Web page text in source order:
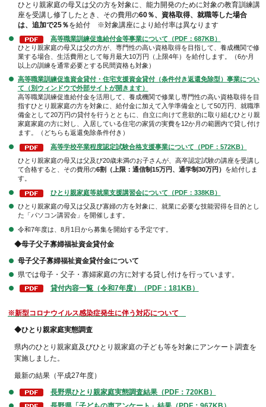
ひとり親家庭の母又は父の方を対象に、能力開発のために対象の教育訓練講
座を受講し修了したとき、その費用の60％、資格取得、就職等した場合
は、追加で25％を給付 ※対象講座により給付率は異なります
高等職業訓練促進給付金等事業について （PDF：687KB）
ひとり親家庭の母又は父の方が、専門性の高い資格取得を目指して、養成機関で修
業する場合、生活費用として毎月最大10万円（上限4年）を給付します。（6か月
以上の訓練を通常必要とする民間資格も対象）
高等職業訓練促進資金貸付・住宅支援資金貸付（条件付き返還免除型）事業につい
て（別ウィンドウで外部サイトが開きます）
高等職業訓練促進給付金を活用して、養成機関で修業し専門性の高い資格取得を目
指すひとり親家庭の方を対象に、給付金に加えて入学準備金として50万円、就職準
備金として20万円の貸付を行うとともに、自立に向けて意欲的に取り組むひとり親
家庭家庭の方に対し、入居している住宅の家賃の実費を12か月の範囲内で貸し付け
ます。（どちらも返還免除条件付き）
高等学校卒業程度認定試験合格支援事業について （PDF：572KB）
ひとり親家庭の母又は父及び20歳未満のお子さんが、高卒認定試験の講座を受講し
て合格すると、その費用の6割（上限：通信制15万円、通学制30万円） を給付しま
す。
ひとり親家庭等就業支援講習会について（PDF：338KB）
ひとり親家庭の母又は父及び寡婦の方を対象に、就業に必要な技能習得を目的とし
た「パソコン講習会」を開催します。
令和7年度は、8月1日から募集を開始する予定です。
◆母子父子寡婦福祉資金貸付金
母子父子寡婦福祉資金貸付金について
県では母子・父子・寡婦家庭の方に対する貸し付けを行っています。
貸付内容一覧（令和7年度）（PDF：181KB）
※新型コロナウイルス感染症発生に伴う対応について
◆ひとり親家庭実態調査
県内のひとり親家庭及びひとり親家庭の子ども等を対象にアンケート調査を
実施しました。
最新の結果（平成27年度）
長野県ひとり親家庭実態調査結果（PDF：720KB）